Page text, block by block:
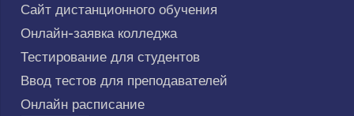
Сайт дистанционного обучения
Онлайн-заявка колледжа
Тестирование для студентов
Ввод тестов для преподавателей
Онлайн расписание